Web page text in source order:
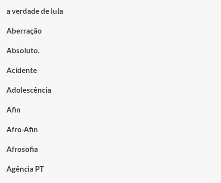
a verdade de lula
Aberração
Absoluto.
Acidente
Adolescência
Afin
Afro-Afin
Afrosofia
Agência PT